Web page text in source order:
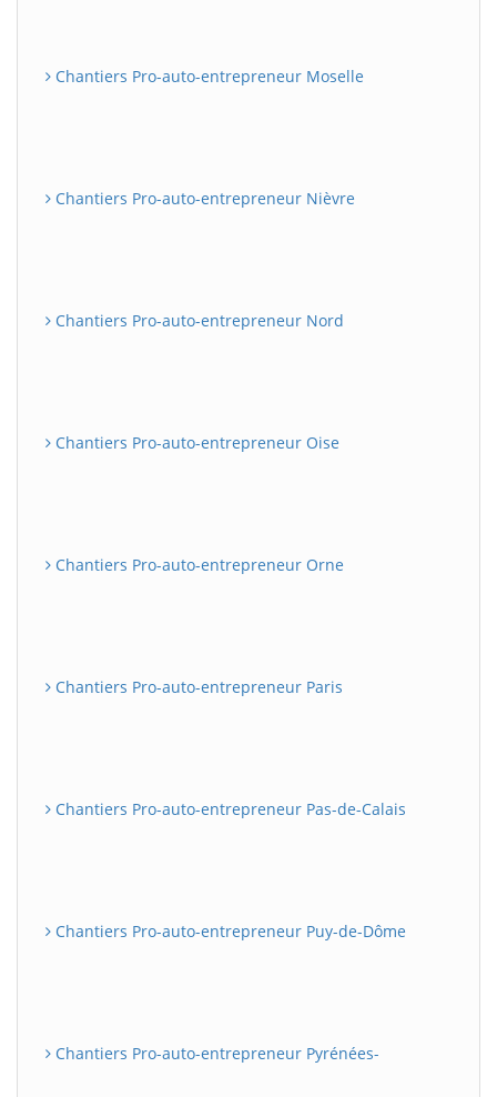
Chantiers Pro-auto-entrepreneur Moselle
Chantiers Pro-auto-entrepreneur Nièvre
Chantiers Pro-auto-entrepreneur Nord
Chantiers Pro-auto-entrepreneur Oise
Chantiers Pro-auto-entrepreneur Orne
Chantiers Pro-auto-entrepreneur Paris
Chantiers Pro-auto-entrepreneur Pas-de-Calais
Chantiers Pro-auto-entrepreneur Puy-de-Dôme
Chantiers Pro-auto-entrepreneur Pyrénées-